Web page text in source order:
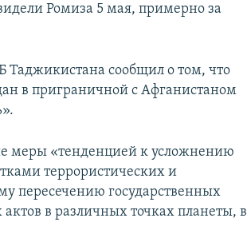
Ромиза 5 мая, примерно за
Таджикистана сообщил о том, что
в приграничной с Афганистаном
меры «тенденцией к усложнению
террористических и
пересечению государственных
в различных точках планеты, в